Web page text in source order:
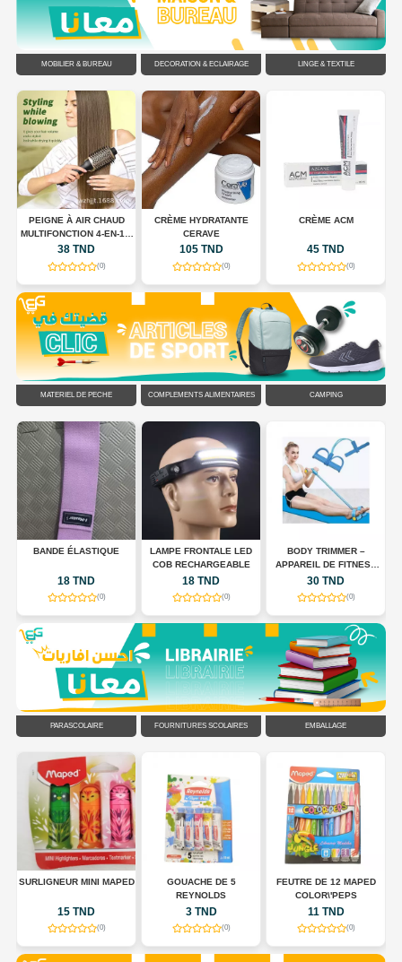
MOBILIER & BUREAU DÉCORATION & ÉCLAIRAGE LINGE & TEXTILE
PEIGNE À AIR CHAUD
MULTIFONCTION 4-EN-1 –
SÈCHE-CHEVEUX,
LISSEUR ET BOUCLEUR
2000 W
38 TND
(0)
CRÈME HYDRATANTE
CERAVE
105 TND
(0)
CRÈME ACM
45 TND
(0)
MATÉRIEL DE PÊCHE COMPLÉMENTS ALIMENTAIRES CAMPING
BANDE ÉLASTIQUE
18 TND
(0)
LAMPE FRONTALE LED
COB RECHARGEABLE
18 TND
(0)
BODY TRIMMER –
APPAREIL DE FITNESS
POUR TONIFIER LE
CORPS
30 TND
(0)
PARASCOLAIRE FOURNITURES SCOLAIRES EMBALLAGE
SURLIGNEUR MINI MAPED
15 TND
(0)
GOUACHE DE 5
REYNOLDS
3 TND
(0)
FEUTRE DE 12 MAPED
COLOR\'PEPS
11 TND
(0)